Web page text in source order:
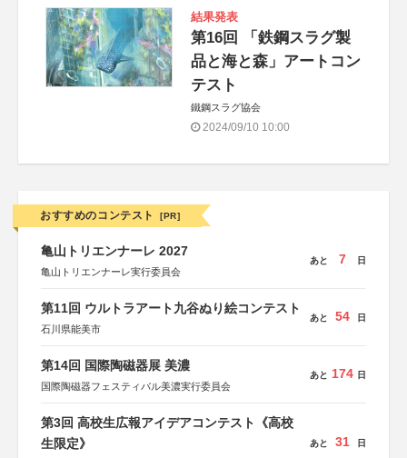
結果発表
第16回 「鉄鋼スラグ製
品と海と森」アートコン
テスト
鐵鋼スラグ協会
2024/09/10 10:00
おすすめのコンテスト [PR]
亀山トリエンナーレ 2027
亀山トリエンナーレ実行委員会
あと 7 日
第11回 ウルトラアート九谷ぬり絵コンテスト
石川県能美市
あと 54 日
第14回 国際陶磁器展 美濃
国際陶磁器フェスティバル美濃実行委員会
あと 174 日
第3回 高校生広報アイデアコンテスト《高校
生限定》
あと 31 日